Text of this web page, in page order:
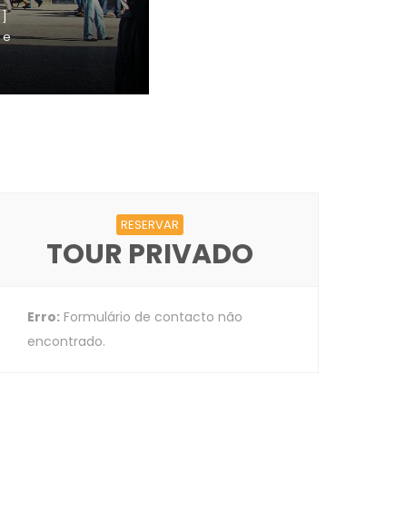
RESERVAR
TOUR PRIVADO
Erro: Formulário de contacto não
encontrado.